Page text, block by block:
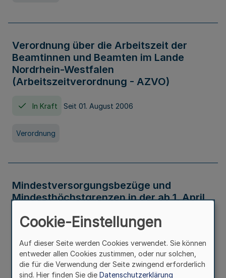
Verordnung über die Arbeitszeit der
Beamtinnen und Beamten im Lande
Nordrhein-Westfalen
(Arbeitszeitverordnung - AZVO)
In Kraft Seit 01. August 2006
Verordnung
Mindestversorgungsbezüge und
Mindesthöchstgrenzen in der ab 1. April
Verwaltungsvorschrift
Cookie-Einstellungen
Auf dieser Seite werden Cookies verwendet. Sie können
entweder allen Cookies zustimmen, oder nur solchen,
die für die Verwendung der Seite zwingend erforderlich
sind. Hier finden Sie die Datenschutzerklärung